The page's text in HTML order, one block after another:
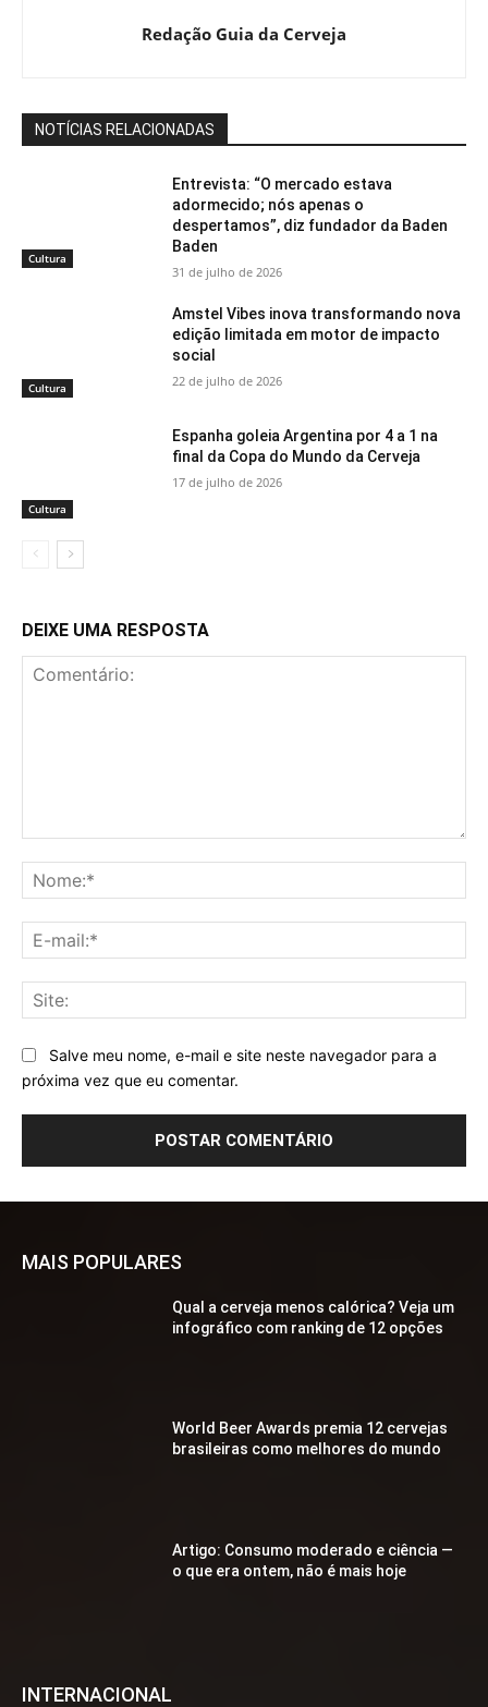
Redação Guia da Cerveja
NOTÍCIAS RELACIONADAS
Cultura
Entrevista: “O mercado estava
adormecido; nós apenas o
despertamos”, diz fundador da Baden
Baden
31 de julho de 2026
Cultura
Amstel Vibes inova transformando nova
edição limitada em motor de impacto
social
22 de julho de 2026
Cultura
Espanha goleia Argentina por 4 a 1 na
final da Copa do Mundo da Cerveja
17 de julho de 2026
DEIXE UMA RESPOSTA
Salve meu nome, e-mail e site neste navegador para a
próxima vez que eu comentar.
MAIS POPULARES
Qual a cerveja menos calórica? Veja um
infográfico com ranking de 12 opções
World Beer Awards premia 12 cervejas
brasileiras como melhores do mundo
Artigo: Consumo moderado e ciência —
o que era ontem, não é mais hoje
INTERNACIONAL